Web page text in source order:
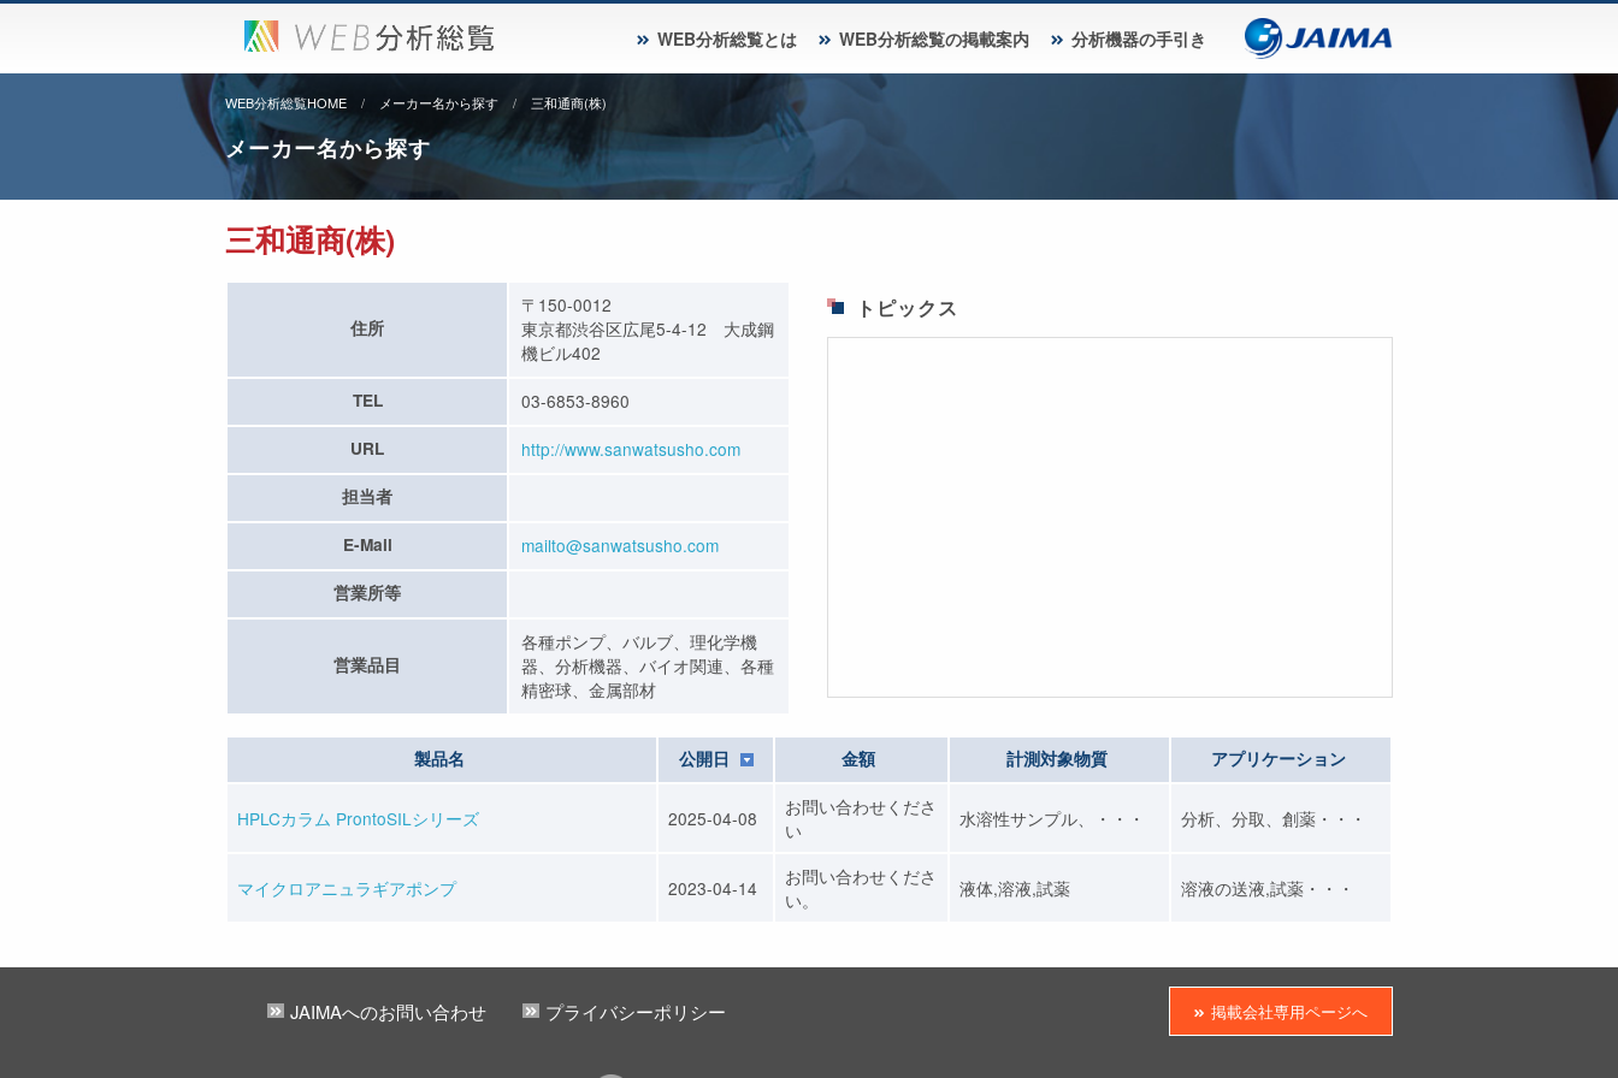
WEB分析総覧とは WEB分析総覧の掲載案内 分析機器の手引き
WEB分析総覧HOME メーカー名から探す 三和通商(株)
メーカー名から探す
三和通商(株)
住所
〒150-0012
東京都渋谷区広尾5-4-12 大成鋼
機ビル402
TEL 03-6853-8960
URL http://www.sanwatsusho.com
担当者
E-Mail mailto@sanwatsusho.com
営業所等
営業品目
各種ポンプ、バルブ、理化学機
器、分析機器、バイオ関連、各種
精密球、金属部材
トピックス
製品名 公開日 金額 計測対象物質 アプリケーション
HPLCカラム ProntoSILシリーズ 2025-04-08
お問い合わせくださ
い
水溶性サンプル、・・・ 分析、分取、創薬・・・
マイクロアニュラギアポンプ 2023-04-14
お問い合わせくださ
い。
液体,溶液,試薬 溶液の送液,試薬・・・
JAIMAへのお問い合わせ プライバシーポリシー 掲載会社専用ページへ